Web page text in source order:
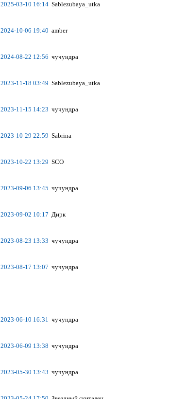
2025-03-10 16:14 Sablezubaya_utka
2024-10-06 19:40 amber
2024-08-22 12:56 чучундра
2023-11-18 03:49 Sablezubaya_utka
2023-11-15 14:23 чучундра
2023-10-29 22:59 Sabrina
2023-10-22 13:29 SCO
2023-09-06 13:45 чучундра
2023-09-02 10:17 Дирк
2023-08-23 13:33 чучундра
2023-08-17 13:07 чучундра
2023-06-10 16:31 чучундра
2023-06-09 13:38 чучундра
2023-05-30 13:43 чучундра